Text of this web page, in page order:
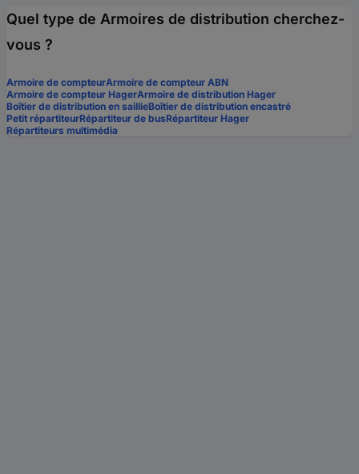
Quel type de Armoires de distribution cherchez-
vous ?
Armoire de compteurArmoire de compteur ABN
Armoire de compteur HagerArmoire de distribution Hager
Boîtier de distribution en saillieBoîtier de distribution encastré
Petit répartiteurRépartiteur de busRépartiteur Hager
Répartiteurs multimédia